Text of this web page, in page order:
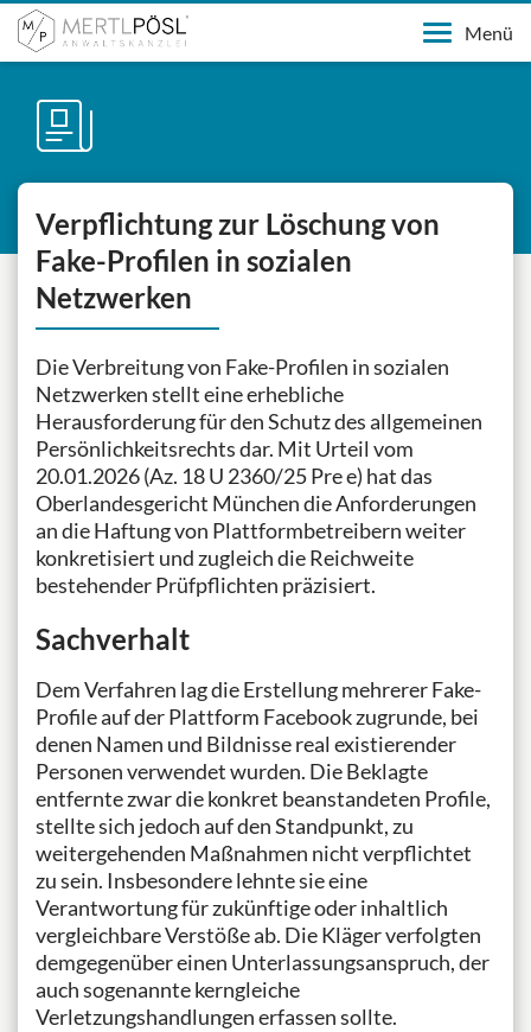
Menü
Verpflichtung zur Löschung von
Fake-Profilen in sozialen
Netzwerken
Die Verbreitung von Fake-Profilen in sozialen
Netzwerken stellt eine erhebliche
Herausforderung für den Schutz des allgemeinen
Persönlichkeitsrechts dar. Mit Urteil vom
20.01.2026 (Az. 18 U 2360/25 Pre e) hat das
Oberlandesgericht München die Anforderungen
an die Haftung von Plattformbetreibern weiter
konkretisiert und zugleich die Reichweite
bestehender Prüfpflichten präzisiert.
Sachverhalt
Dem Verfahren lag die Erstellung mehrerer Fake-
Profile auf der Plattform Facebook zugrunde, bei
denen Namen und Bildnisse real existierender
Personen verwendet wurden. Die Beklagte
entfernte zwar die konkret beanstandeten Profile,
stellte sich jedoch auf den Standpunkt, zu
weitergehenden Maßnahmen nicht verpflichtet
zu sein. Insbesondere lehnte sie eine
Verantwortung für zukünftige oder inhaltlich
vergleichbare Verstöße ab. Die Kläger verfolgten
demgegenüber einen Unterlassungsanspruch, der
auch sogenannte kerngleiche
Verletzungshandlungen erfassen sollte.